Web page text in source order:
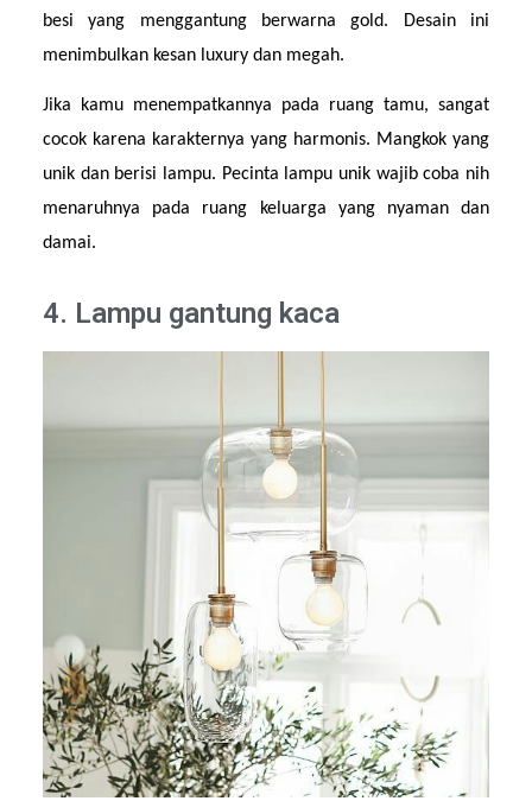
besi yang menggantung berwarna gold. Desain ini
menimbulkan kesan luxury dan megah.
Jika kamu menempatkannya pada ruang tamu, sangat
cocok karena karakternya yang harmonis. Mangkok yang
unik dan berisi lampu. Pecinta lampu unik wajib coba nih
menaruhnya pada ruang keluarga yang nyaman dan
damai.
4. Lampu gantung kaca